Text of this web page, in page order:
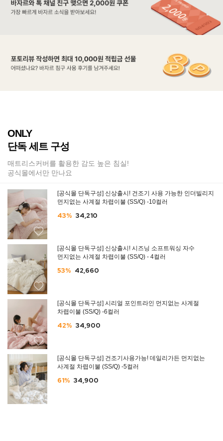
ONLY
단독 세트 구성
매트리스커버를 활용한 감도 높은 침실!
공식몰에서만 만나요
[공식몰 단독구성] 신상출시! 건조기 사용 가능한 인더빌리지
먼지없는 사계절 차렵이불 (SS/Q) -10컬러
43% 34,210
[공식몰 단독구성] 신상출시! 시즈닝 소프트워싱 자수
먼지없는 사계절 차렵이불 (SS/Q) - 4컬러
53% 42,660
[공식몰 단독구성] 시리얼 포인트라인 먼지없는 사계절
차렵이불 (SS/Q) -6컬러
42% 34,900
[공식몰 단독구성] 건조기사용가능! 데일리가든 먼지없는
사계절 차렵이불 (SS/Q) -5컬러
61% 34,900